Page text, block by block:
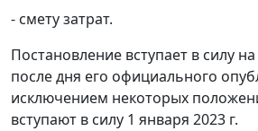
- смету затрат.
Постановление вступает в силу
после дня его официального
исключением некоторых
вступают в силу 1 января 2023 г.